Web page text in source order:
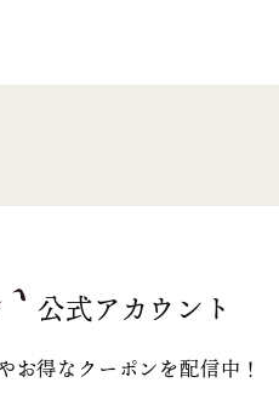
公式アカウント
お得なクーポンを配信中！